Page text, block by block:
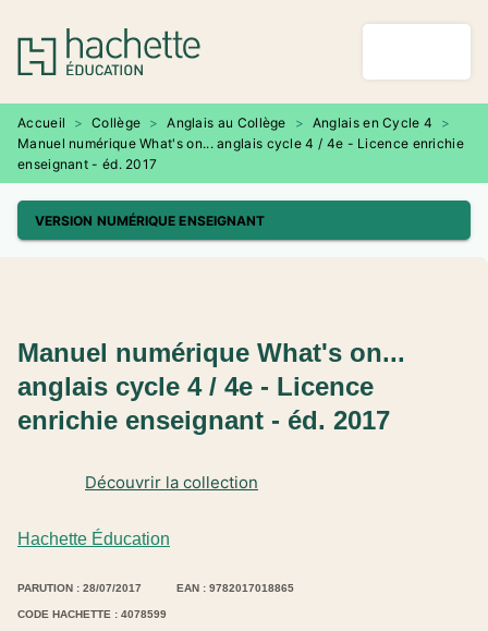
MENU RECHERCHE
PIED DE PAGE
Accueil > Collège > Anglais au Collège > Anglais en Cycle 4
>
Manuel numérique What's on... anglais cycle 4 / 4e - Licence enrichie
enseignant - éd. 2017
VERSION NUMÉRIQUE ENSEIGNANT
Hachette Éducation
Découvrir la collection
Manuel numérique What's on...
anglais cycle 4 / 4e - Licence
enrichie enseignant - éd. 2017
PARUTION : 28/07/2017 EAN : 9782017018865
CODE HACHETTE : 4078599